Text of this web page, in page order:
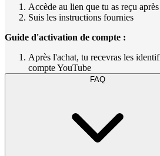
Accède au lien que tu as reçu
Suis les instructions fournies
Guide d'activation de compte :
Après l'achat, tu recevras les
compte YouTube
FAQ